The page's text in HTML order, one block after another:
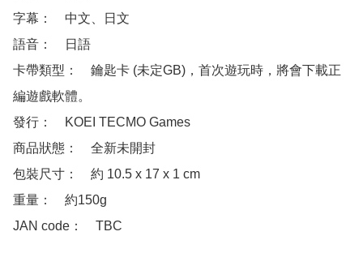
字幕：　中文、日文
語音：　日語
卡帶類型：　鑰匙卡 (未定GB)，首次遊玩時，將會下載正
編遊戲軟體。
發行：　KOEI TECMO Games
商品狀態：　全新未開封
包裝尺寸：　約 10.5 x 17 x 1 cm
重量：　約150g
JAN code：　TBC